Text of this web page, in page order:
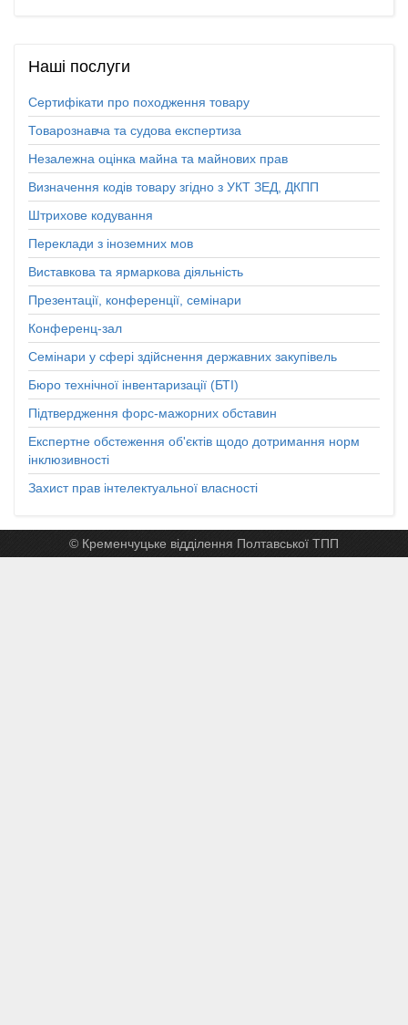
Наші послуги
Сертифікати про походження товару
Товарознавча та судова експертиза
Незалежна оцінка майна та майнових прав
Визначення кодів товару згідно з УКТ ЗЕД, ДКПП
Штрихове кодування
Переклади з іноземних мов
Виставкова та ярмаркова діяльність
Презентації, конференції, семінари
Конференц-зал
Семінари у сфері здійснення державних закупівель
Бюро технічної інвентаризації (БТІ)
Підтвердження форс-мажорних обставин
Експертне обстеження об'єктів щодо дотримання норм
інклюзивності
Захист прав інтелектуальної власності
© Кременчуцьке відділення Полтавської ТПП